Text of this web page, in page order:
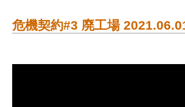
危機契約#3 廃工場